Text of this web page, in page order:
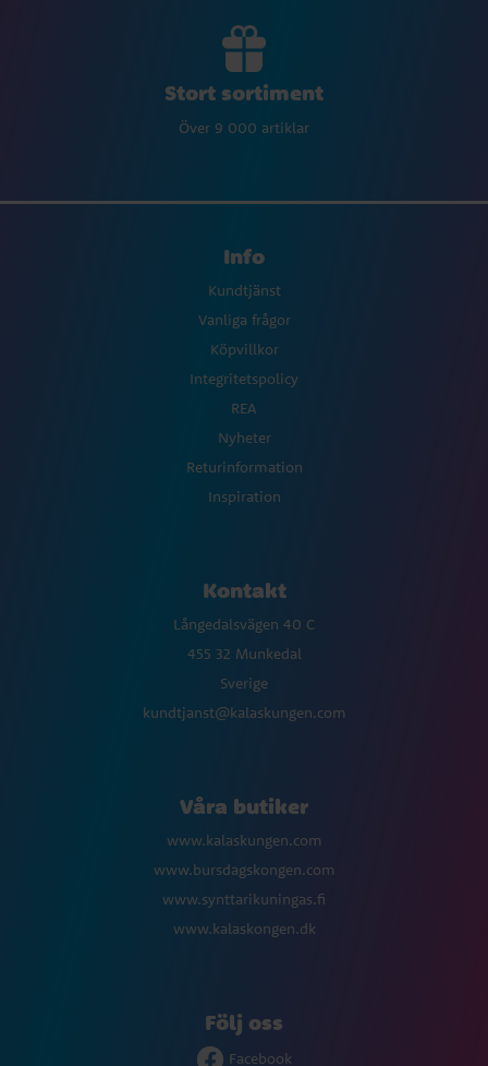
Stort sortiment
Över 9 000 artiklar
Info
Kundtjänst
Vanliga frågor
Köpvillkor
Integritetspolicy
REA
Nyheter
Returinformation
Inspiration
Kontakt
Långedalsvägen 40 C
455 32 Munkedal
Sverige
kundtjanst@kalaskungen.com
Våra butiker
www.kalaskungen.com
www.bursdagskongen.com
www.synttarikuningas.fi
www.kalaskongen.dk
Följ oss
Facebook